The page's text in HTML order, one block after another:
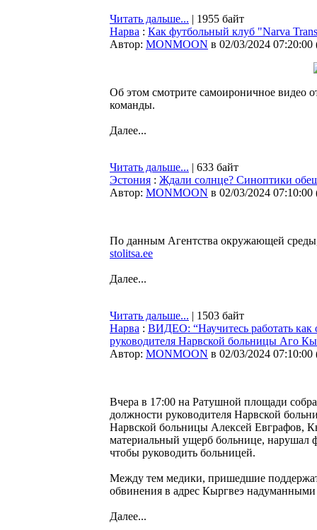
Читать дальше... | 1955 байт
Нарва : Как футбольный клуб "Narva
Автор: MONMOON в 02/03/2024 07:20:00
Об этом смотрите самоироничное видео
команды.
Далее...
Читать дальше... | 633 байт
Эстония : Ждали солнце? Синоптики
Автор: MONMOON в 02/03/2024 07:10:00
По данным Агентства окружающей
stolitsa.ee
Далее...
Читать дальше... | 1503 байт
Нарва : ВИДЕО: “Научитесь работать
руководителя Нарвской больницы Аго
Автор: MONMOON в 02/03/2024 07:10:00
Вчера в 17:00 на Ратушной площади
должности руководителя Нарвской
Нарвской больницы Алексей Евграфов,
материальный ущерб больнице, нарушал
чтобы руководить больницей.
Между тем медики, пришедшие
обвинения в адрес Кыргвеэ
Далее...